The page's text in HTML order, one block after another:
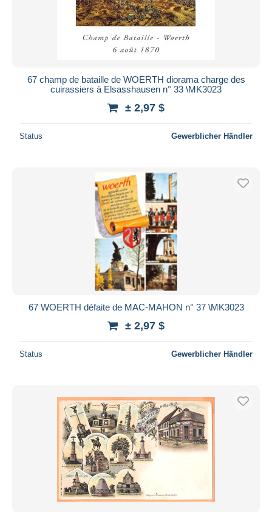
67 champ de bataille de WOERTH diorama charge des
cuirassiers à Elsasshausen n° 33 \MK3023
± 2,97 $
Status Gewerblicher Händler
67 WOERTH défaite de MAC-MAHON n° 37 \MK3023
± 2,97 $
Status Gewerblicher Händler